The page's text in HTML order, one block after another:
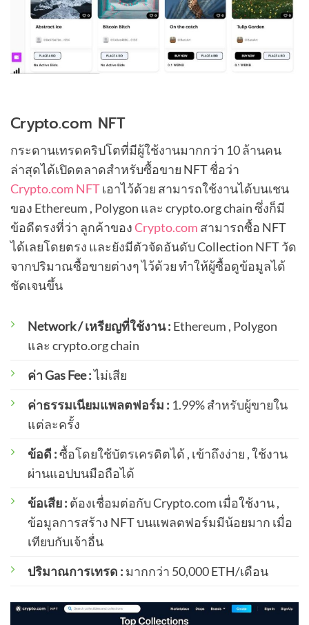
Crypto.com NFT
กระดานเทรดคริปโตที่มีผู้ใช้งานมากกว่า 10 ล้านคน
ล่าสุดได้เปิดตลาดสำหรับซื้อขาย NFT ชื่อว่า
Crypto.com NFTเอาไว้ด้วย สามารถใช้งานได้บนเชน
ของ Ethereum , Polygon และ crypto.org chain ซึ่งก็มี
ข้อดีตรงที่ว่า ลูกค้าของCrypto.com สามารถซื้อ NFT
ได้เลยโดยตรง และยังมีตัวจัดอันดับ Collection NFT วัด
จากปริมาณซื้อขายต่างๆ ไว้ด้วย ทำให้ผู้ซื้อดูข้อมูลได้
ชัดเจนขึ้น
Network / เหรียญที่ใช้งาน : Ethereum , Polygon
และ crypto.org chain
ค่า Gas Fee :ไม่เสีย
ค่าธรรมเนียมแพลตฟอร์ม : 1.99% สำหรับผู้ขายใน
แต่ละครั้ง
ข้อดี :ซื้อโดยใช้บัตรเครดิตได้ , เข้าถึงง่าย , ใช้งาน
ผ่านแอปบนมือถือได้
ข้อเสีย : ต้องเชื่อมต่อกับ Crypto.com เมื่อใช้งาน ,
ข้อมูลการสร้าง NFT บนแพลตฟอร์มมีน้อยมาก เมื่อ
เทียบกับเจ้าอื่น
ปริมาณการเทรด : มากกว่า 50,000 ETH/เดือน